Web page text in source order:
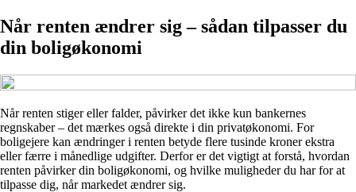
Når renten ændrer sig – sådan tilpasser du
din boligøkonomi
Når renten stiger eller falder, påvirker det ikke kun bankernes
regnskaber – det mærkes også direkte i din privatøkonomi. For
boligejere kan ændringer i renten betyde flere tusinde kroner ekstra
eller færre i månedlige udgifter. Derfor er det vigtigt at forstå, hvordan
renten påvirker din boligøkonomi, og hvilke muligheder du har for at
tilpasse dig, når markedet ændrer sig.